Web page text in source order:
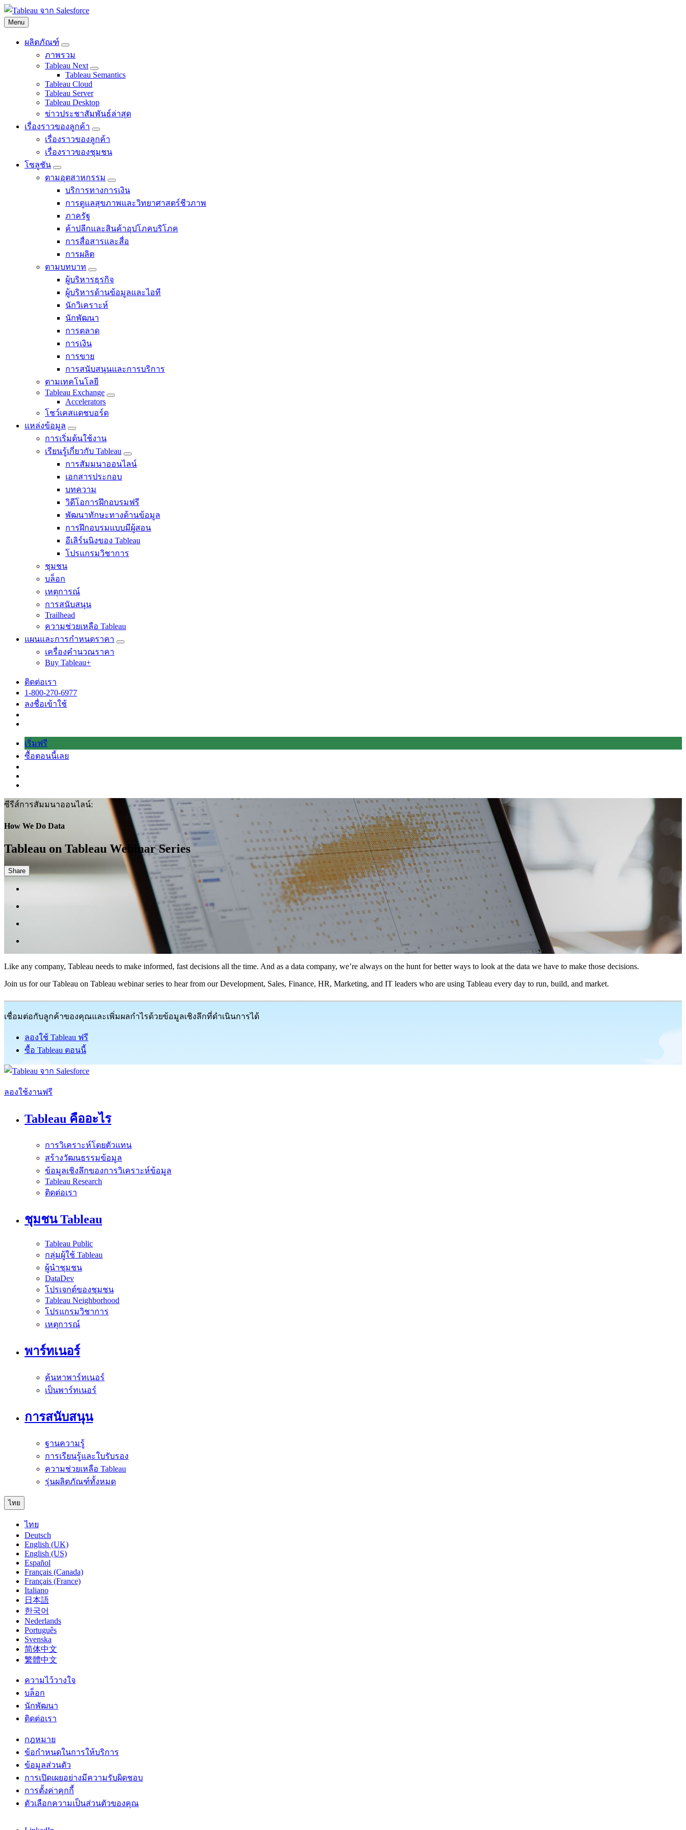
ข้าม
ไป
เนื้อหา
Menu
ผลิตภัณฑ์
Toggle
sub-
navigation
for
ผลิตภัณฑ์
ภาพรวม
Tableau Next
Toggle
sub-
Tableau
Next
Tableau Semantics
Tableau Cloud
Tableau Server
Tableau Desktop
ข่าวประชาสัมพันธ์ล่าสุด
เรื่องราวของลูกค้า
Toggle
sub-
navigation
for
ราว
ของ
เรื่องราวของลูกค้า
เรื่องราวของชุมชน
โซลูชัน
Toggle
sub-
navigation
for
โซลูชัน
ตามอุตสาหกรรม
Toggle
sub-
navigation
for
อุตสาหกรรม
บริการทางการเงิน
การดูแลสุขภาพและวิทยาศาสตร์ชีวภาพ
ภาครัฐ
ค้าปลีกและสินค้าอุปโภคบริโภค
การสื่อสารและสื่อ
การผลิต
ตามบทบาท
Toggle
sub-
navigation
for
ตาม
บทบาท
ผู้บริหารธุรกิจ
ผู้บริหารด้านข้อมูลและไอที
นักวิเคราะห์
นักพัฒนา
การตลาด
การเงิน
การขาย
การสนับสนุนและการบริการ
ตามเทคโนโลยี
Tableau Exchange
Toggle
Accelerators
โชว์เคสแดชบอร์ด
แหล่งข้อมูล
Toggle
sub-
navigation
for
แหล่ง
ข้อมูล
การเริ่มต้นใช้งาน
เรียนรู้เกี่ยวกับ Tableau
Toggle
sub-
รู้
เกี่ยว
กับ
Tableau
การสัมมนาออนไลน์
เอกสารประกอบ
บทความ
วิดีโอการฝึกอบรมฟรี
พัฒนาทักษะทางด้านข้อมูล
การฝึกอบรมแบบมีผู้สอน
อีเลิร์นนิงของ Tableau
โปรแกรมวิชาการ
ชุมชน
บล็อก
เหตุการณ์
การสนับสนุน
Trailhead
ความช่วยเหลือ Tableau
แผนและการกำหนดราคา
Toggle
เครื่องคำนวณราคา
Buy Tableau+
ติดต่อเรา
1-800-270-6977
ลงชื่อเข้าใช้
เริ่มฟรี
ซื้อตอนนี้เลย
ซีรีส์การสัมมนาออนไลน์:
How We Do Data
Tableau on Tableau Webinar Series
Share
Like any company, Tableau needs to make informed, fast decisions all the time. And as a data company, we’re always on the hunt for better ways to look at the data we have to make those decisions.
Join us for our Tableau on Tableau webinar series to hear from our Development, Sales, Finance, HR, Marketing, and IT leaders who are using Tableau every day to run, build, and market.
เชื่อมต่อกับลูกค้าของคุณและเพิ่มผลกำไรด้วยข้อมูลเชิงลึกที่ดำเนินการได้
ลองใช้ Tableau ฟรี
ซื้อ Tableau ตอนนี้
ลองใช้งานฟรี
Tableau คืออะไร
การวิเคราะห์โดยตัวแทน
สร้างวัฒนธรรมข้อมูล
ข้อมูลเชิงลึกของการวิเคราะห์ข้อมูล
Tableau Research
ติดต่อเรา
ชุมชน Tableau
Tableau Public
กลุ่มผู้ใช้ Tableau
ผู้นำชุมชน
DataDev
โปรเจกต์ของชุมชน
Tableau Neighborhood
โปรแกรมวิชาการ
เหตุการณ์
พาร์ทเนอร์
ค้นหาพาร์ทเนอร์
เป็นพาร์ทเนอร์
การสนับสนุน
ฐานความรู้
การเรียนรู้และใบรับรอง
ความช่วยเหลือ Tableau
รุ่นผลิตภัณฑ์ทั้งหมด
ไทย
ไทย
Deutsch
English (UK)
English (US)
Español
Français (Canada)
Français (France)
Italiano
日本語
한국어
Nederlands
Português
Svenska
简体中文
繁體中文
ความไว้วางใจ
บล็อก
นักพัฒนา
ติดต่อเรา
กฎหมาย
ข้อกำหนดในการให้บริการ
ข้อมูลส่วนตัว
การเปิดเผยอย่างมีความรับผิดชอบ
การตั้งค่าคุกกี้
ตัวเลือกความเป็นส่วนตัวของคุณ